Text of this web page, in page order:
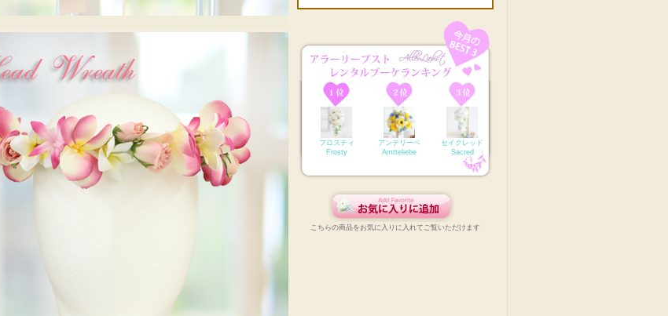
フロスティ
Frosty
アンテリーベ
Amtteliebe
セイクレッド
Sacred
こちらの商品をお気に入りに入れてご覧いただけます